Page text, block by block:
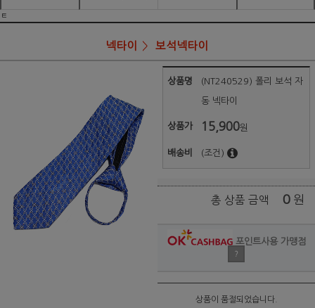
ㅌ
넥타이 보석넥타이
상품명 (NT240529) 폴리 보석 자
동 넥타이
상품가 15,900원
배송비 (조건)
총 상품 금액 0 원
포인트사용 가맹점
?
상품이 품절되었습니다.